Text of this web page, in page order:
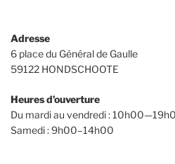
Adresse
6 place du Général de Gaulle
59122 HONDSCHOOTE
Heures d’ouverture
Du mardi au vendredi :
Samedi : 9h00–14h00